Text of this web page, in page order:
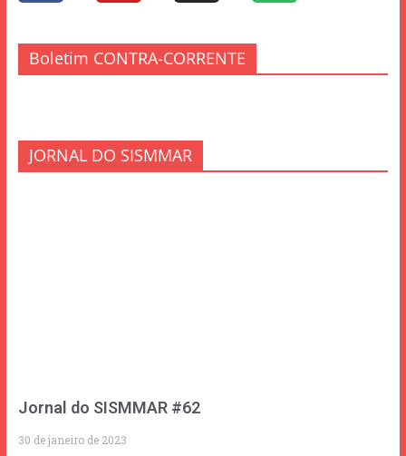
Boletim CONTRA-CORRENTE
JORNAL DO SISMMAR
Jornal do SISMMAR #62
30 de janeiro de 2023